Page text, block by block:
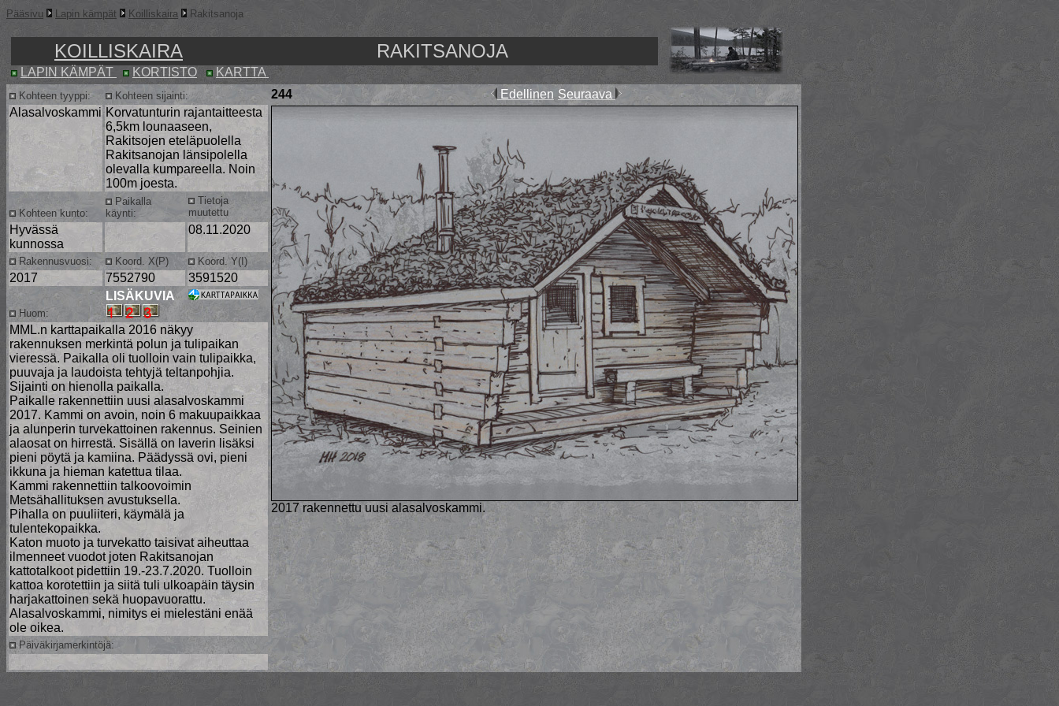
Pääsivu Lapin kämpät Koilliskaira Rakitsanoja
KOILLISKAIRA RAKITSANOJA
LAPIN KÄMPÄT KORTISTO KARTTA
Kohteen tyyppi: Kohteen sijainti: 244 Edellinen Seuraava
Alasalvoskammi Korvatunturin rajantaitteesta
6,5km lounaaseen,
Rakitsojen eteläpuolella
Rakitsanojan länsipolella
olevalla kumpareella. Noin
100m joesta.
2017 rakennettu uusi alasalvoskammi.
Kohteen kunto:
Paikalla
käynti:
Tietoja
muutettu
Hyvässä
kunnossa
08.11.2020
Rakennusvuosi: Koord. X(P) Koord. Y(I)
2017 7552790 3591520
Huom:
LISÄKUVIA
MML.n karttapaikalla 2016 näkyy
rakennuksen merkintä polun ja tulipaikan
vieressä. Paikalla oli tuolloin vain tulipaikka,
puuvaja ja laudoista tehtyjä teltanpohjia.
Sijainti on hienolla paikalla.
Paikalle rakennettiin uusi alasalvoskammi
2017. Kammi on avoin, noin 6 makuupaikkaa
ja alunperin turvekattoinen rakennus. Seinien
alaosat on hirrestä. Sisällä on laverin lisäksi
pieni pöytä ja kamiina. Päädyssä ovi, pieni
ikkuna ja hieman katettua tilaa.
Kammi rakennettiin talkoovoimin
Metsähallituksen avustuksella.
Pihalla on puuliiteri, käymälä ja
tulentekopaikka.
Katon muoto ja turvekatto taisivat aiheuttaa
ilmenneet vuodot joten Rakitsanojan
kattotalkoot pidettiin 19.-23.7.2020. Tuolloin
kattoa korotettiin ja siitä tuli ulkoapäin täysin
harjakattoinen sekä huopavuorattu.
Alasalvoskammi, nimitys ei mielestäni enää
ole oikea.
Päiväkirjamerkintöjä: